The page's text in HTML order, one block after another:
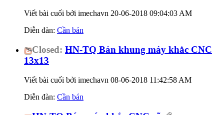
Viết bài cuối bởi imechavn 20-06-2018 09:04:03 AM
Diễn đàn: Cần bán
Closed: HN-TQ Bán khung máy khắc CNC
13x13
Viết bài cuối bởi imechavn 08-06-2018 11:42:58 AM
Diễn đàn: Cần bán